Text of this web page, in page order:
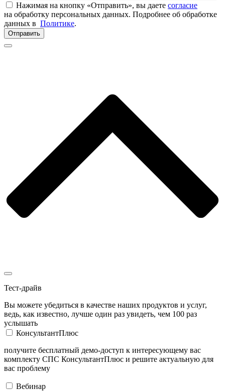
Нажимая на кнопку «Отправить», вы даете согласие
на обработку персональных данных. Подробнее об обработке
данных в Политике.
Отправить
Тест-драйв
Вы можете убедиться в качестве наших продуктов и услуг,
ведь, как известно, лучше один раз увидеть, чем 100 раз
услышать
КонсультантПлюс
получите бесплатный демо-доступ к интересующему вас
комплекту СПС КонсультантПлюс и решите актуальную для
вас проблему
Вебинар